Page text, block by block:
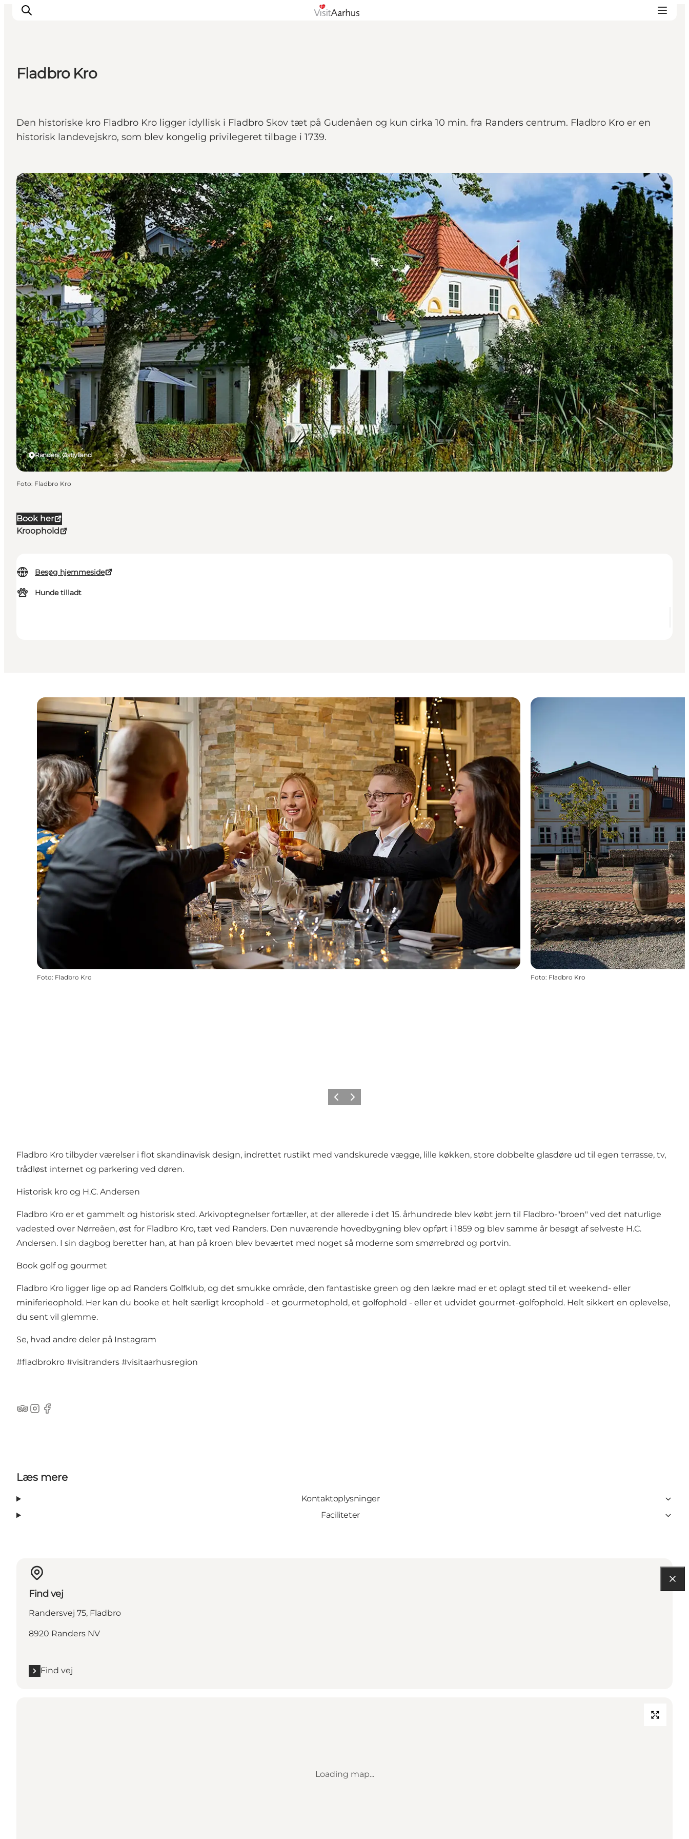
Byer og steder
Planlæg ferien
Fladbro Kro
Den historiske kro Fladbro Kro ligger idyllisk i Fladbro Skov tæt på Gudenåen og kun cirka 10 min. fra Randers centrum. Fladbro Kro er en
historisk landevejskro, som blev kongelig privilegeret tilbage i 1739.
Book her
Kroophold
Besøg hjemmeside
Hunde tilladt
Randers, Østjylland
Kroer
Foto: Fladbro Kro
Foto: Fladbro Kro Foto: Fladbro Kro
ForrigeNæste
Fladbro Kro tilbyder værelser i flot skandinavisk design, indrettet rustikt med vandskurede vægge, lille køkken, store dobbelte glasdøre ud til egen terrasse, tv,
trådløst internet og parkering ved døren.
Historisk kro og H.C. Andersen
Fladbro Kro er et gammelt og historisk sted. Arkivoptegnelser fortæller, at der allerede i det 15. århundrede blev købt jern til Fladbro-"broen" ved det naturlige
vadested over Nørreåen, øst for Fladbro Kro, tæt ved Randers. Den nuværende hovedbygning blev opført i 1859 og blev samme år besøgt af selveste H.C.
Andersen. I sin dagbog beretter han, at han på kroen blev beværtet med noget så moderne som smørrebrød og portvin.
Book golf og gourmet
Fladbro Kro ligger lige op ad Randers Golfklub, og det smukke område, den fantastiske green og den lækre mad er et oplagt sted til et weekend- eller
miniferieophold. Her kan du booke et helt særligt kroophold - et gourmetophold, et golfophold - eller et udvidet gourmet-golfophold. Helt sikkert en oplevelse,
du sent vil glemme.
Se, hvad andre deler på Instagram
#fladbrokro #visitranders #visitaarhusregion
TripAdvisor
Instagram
Facebook
Læs mere
Kontaktoplysninger
Faciliteter
Find vej
Randersvej 75, Fladbro
8920 Randers NV
Find vej
Loading map...